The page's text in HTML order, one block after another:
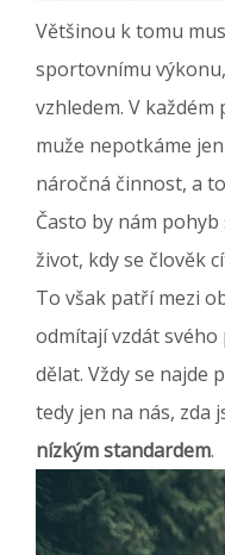
Většinou k tomu
sportovnímu
vzhledem. V
muže nepotkáme
náročná činnost, a
Často by nám
život, kdy se člověk
To však patří mezi
odmítají vzdát svého
dělat. Vždy se najde
tedy jen na nás, zda
nízkým standardem.